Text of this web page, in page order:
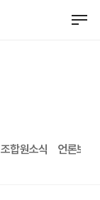
조합원소식 언론보도